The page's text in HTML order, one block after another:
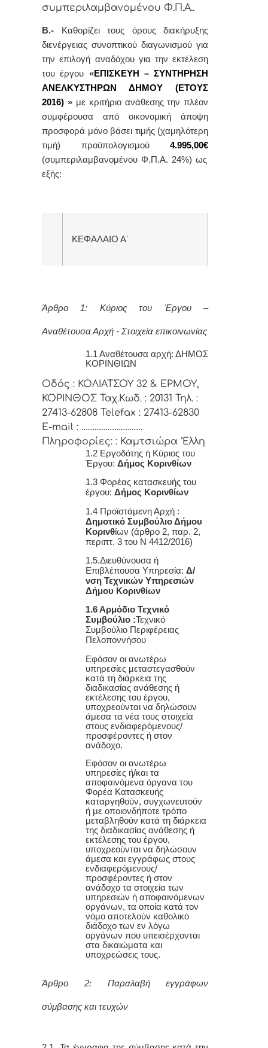
συμπεριλαμβανομένου Φ.Π.Α..
Β.- Καθορίζει τους όρους διακήρυξης
διενέργειας συνοπτικού διαγωνισμού για
την επιλογή αναδόχου για την εκτέλεση
του έργου «ΕΠΙΣΚΕΥΗ – ΣΥΝΤΗΡΗΣΗ
ΑΝΕΛΚΥΣΤΗΡΩΝ ΔΗΜΟΥ (ΕΤΟΥΣ
2016) »με κριτήριο ανάθεσης την πλέον
συμφέρουσα από οικονομική άποψη
προσφορά μόνο βάσει τιμής (χαμηλότερη
τιμή)
προϋπολογισμού4.995,00€
(συμπεριλαμβανομένου Φ.Π.Α. 24%) ως
εξής:
ΚΕΦΑΛΑΙΟ Α΄
Άρθρο 1: Κύριος του Έργου –
Αναθέτουσα Αρχή - Στοιχεία επικοινωνίας
1.1 Αναθέτουσα αρχή: ΔΗΜΟΣ
ΚΟΡΙΝΘΙΩΝ
Οδός : ΚΟΛΙΑΤΣΟΥ 32 & ΕΡΜΟΥ,
ΚΟΡΙΝΘΟΣ Ταχ.Κωδ. : 20131 Τηλ. :
27413-62808 Telefax : 27413-62830
E-mail : ……………………….
Πληροφορίες: : Καμτσιώρα ‘Ελλη
1.2 Εργοδότης ή Κύριος του
Έργου:Δήμος Κορινθίων
1.3 Φορέας κατασκευής του
έργου:Δήμος Κορινθίων
1.4 Προϊστάμενη Αρχή :
Δημοτικό Συμβούλιο Δήμου
Κορινθίων (άρθρο 2, παρ. 2,
περιπτ. 3 του Ν 4412/2016)
1.5.Διευθύνουσα ή
Επιβλέπουσα Υπηρεσία:Δ/
νση Τεχνικών Υπηρεσιών
Δήμου Κορινθίων
1.6 Αρμόδιο Τεχνικό
Συμβούλιο :Τεχνικό
Συμβούλιο Περιφέρειας
Πελοποννήσου
Εφόσον οι ανωτέρω
υπηρεσίες μεταστεγασθούν
κατά τη διάρκεια της
διαδικασίας ανάθεσης ή
εκτέλεσης του έργου,
υποχρεούνται να δηλώσουν
άμεσα τα νέα τους στοιχεία
στους ενδιαφερόμενους/
προσφέροντες ή στον
ανάδοχο.
Εφόσον οι ανωτέρω
υπηρεσίες ή/και τα
αποφαινόμενα όργανα του
Φορέα Κατασκευής
καταργηθούν, συγχωνευτούν
ή με οποιονδήποτε τρόπο
μεταβληθούν κατά τη διάρκεια
της διαδικασίας ανάθεσης ή
εκτέλεσης του έργου,
υποχρεούνται να δηλώσουν
άμεσα και εγγράφως στους
ενδιαφερόμενους/
προσφέροντες ή στον
ανάδοχο τα στοιχεία των
υπηρεσιών ή αποφαινόμενων
οργάνων, τα οποία κατά τον
νόμο αποτελούν καθολικό
διάδοχο των εν λόγω
οργάνων που υπεισέρχονται
στα δικαιώματα και
υποχρεώσεις τους.
Άρθρο 2: Παραλαβή εγγράφων
σύμβασης και τευχών